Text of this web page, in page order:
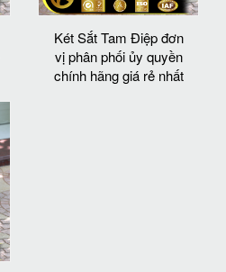
Két Sắt Tam Điệp đơn
vị phân phối ủy quyền
chính hãng giá rẻ nhất